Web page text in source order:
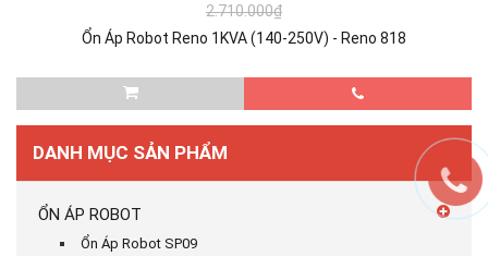
2.710.000₫
Ổn Áp Robot Reno 1KVA (140-250V) - Reno 818
DANH MỤC SẢN PHẨM
ỔN ÁP ROBOT
Ổn Áp Robot SP09